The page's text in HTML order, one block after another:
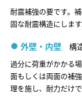
ミサワアイデンティテ
耐震補強の要です。
固な耐震構造にします
外壁・内壁 構
過分に荷重がかかる
面もしくは両面の補
理を施し、耐力だけ